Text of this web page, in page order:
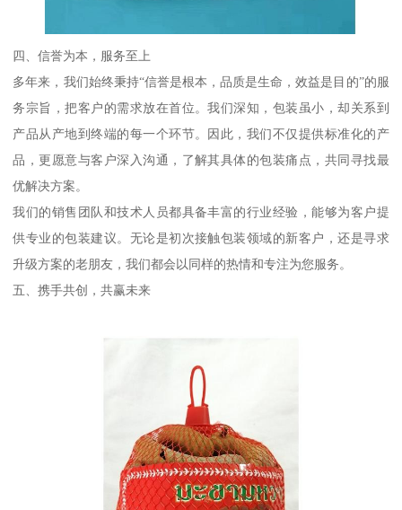
四、信誉为本，服务至上
多年来，我们始终秉持“信誉是根本，品质是生命，效益是目的”的服
务宗旨，把客户的需求放在首位。我们深知，包装虽小，却关系到
产品从产地到终端的每一个环节。因此，我们不仅提供标准化的产
品，更愿意与客户深入沟通，了解其具体的包装痛点，共同寻找最
优解决方案。
我们的销售团队和技术人员都具备丰富的行业经验，能够为客户提
供专业的包装建议。无论是初次接触包装领域的新客户，还是寻求
升级方案的老朋友，我们都会以同样的热情和专注为您服务。
五、携手共创，共赢未来